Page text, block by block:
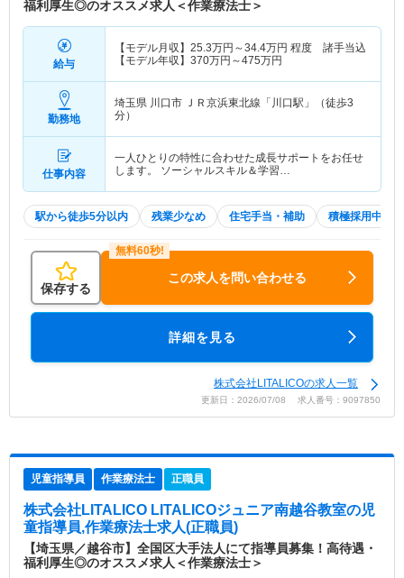
福利厚生◎のオススメ求人＜作業療法士＞
給与
【モデル月収】 25.3万円～34.4万円 程度 諸手当込
【モデル年収】 370万円～475万円
勤務地
埼玉県 川口市 ＪＲ京浜東北線「川口駅」（徒歩3
分）
仕事内容
一人ひとりの特性に合わせた成長サポートをお任せ
します。 ソーシャルスキル＆学習…
駅から徒歩5分以内 残業少なめ 住宅手当・補助 積極採用中
保存する
この求人を問い合わせる
詳細を見る
株式会社LITALICOの求人一覧
更新日：2026/07/08 求人番号：9097850
児童指導員 作業療法士 正職員
株式会社LITALICO LITALICOジュニア南越谷教室の児
童指導員,作業療法士求人(正職員)
【埼玉県／越谷市】全国区大手法人にて指導員募集！高待遇・
福利厚生◎のオススメ求人＜作業療法士＞